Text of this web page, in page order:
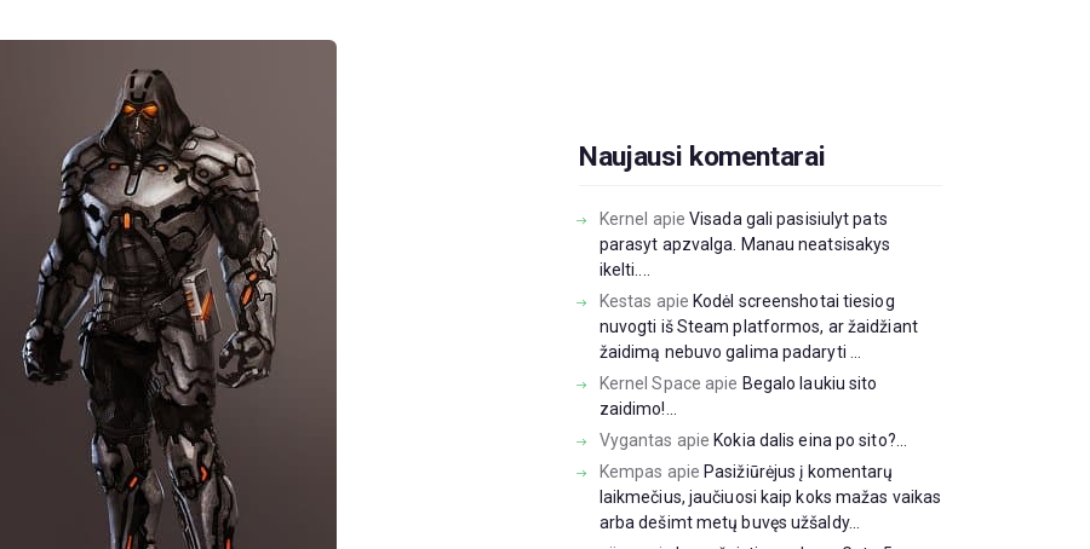
Naujausi komentarai
Kernel apieVisada gali pasisiulyt pats
parasyt apzvalga. Manau neatsisakys
ikelti....
Kestas apie Kodėl screenshotai tiesiog
nuvogti iš Steam platformos, ar žaidžiant
žaidimą nebuvo galima padaryti ...
Kernel Space apie Begalo laukiu sito
zaidimo!...
Vygantas apie Kokia dalis eina po sito?...
Kempas apie Pasižiūrėjus į komentarų
laikmečius, jaučiuosi kaip koks mažas vaikas
arba dešimt metų buvęs užšaldy...